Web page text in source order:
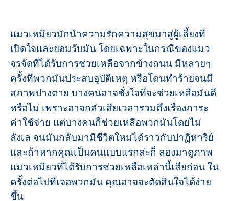
แมวเหมียวมักนำความรักความสุขมาสู่ผู้เลี้ยงที่
เปิดใจและยอมรับมัน โดยเฉพาะในกรณีของแมว
จรจัดที่ได้รับการช่วยเหลือจากข้างถนน มีหลายๆ
ครั้งที่พวกมันประสบอุบัติเหตุ หรือโดนทำร้ายจนมี
สภาพปางตาย บางคนอาจชั่งใจที่จะช่วยเหลือมันดี
หรือไม่ เพราะอาจกลัวเสียเวลารวมถึงเรื่องภาระ
ค่าใช้จ่าย แต่บางคนก็ช่วยเหลือพวกมันโดยไม่
ลังเล จนมันกลับมามีชีวิตใหม่ได้ราวกับปาฏิหาริย์
และถ้าหากคุณเป็นคนแบบแรกล่ะก็ ลองมาดูภาพ
แมวเหมียวที่ได้รับการช่วยเหลือเหล่านี้เสียก่อน ใน
ครั้งต่อไปที่เจอพวกมัน คุณอาจจะตัดสินใจได้ง่าย
ขึ้น